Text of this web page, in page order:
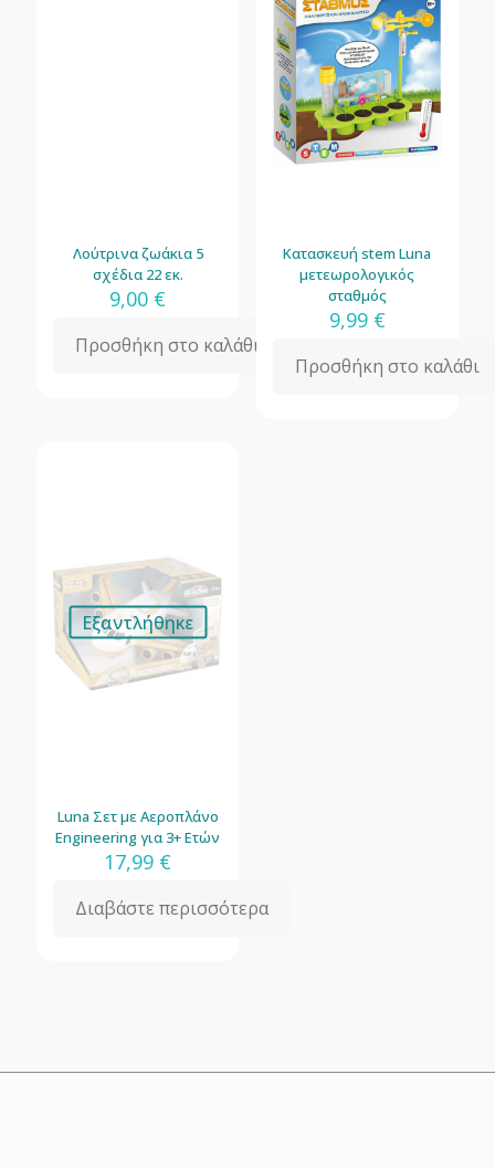
Λούτρινα ζωάκια 5
σχέδια 22 εκ.
9,00 €
Προσθήκη στο καλάθι
Κατασκευή stem Luna
μετεωρολογικός
σταθμός
9,99 €
Προσθήκη στο καλάθι
Εξαντλήθηκε
Luna Σετ με Αεροπλάνο
Engineering για 3+ Ετών
17,99 €
Διαβάστε περισσότερα